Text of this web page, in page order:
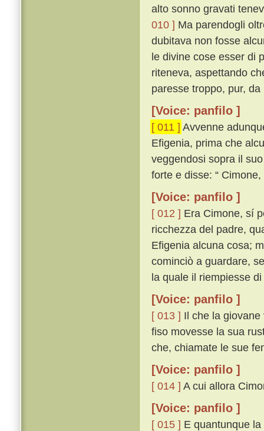
alto sonno gravati
010 ] Ma parendogli
dubitava non fosse
le divine cose esser di
riteneva, aspettando
paresse troppo, pur,
[Voice: panfilo ]
[ 011 ] Avvenne
Efigenia, prima che
veggendosi sopra il
forte e disse: “
[Voice: panfilo ]
[ 012 ] Era Cimone, sí
ricchezza del padre,
Efigenia alcuna cosa;
cominciò a guardare,
la quale il riempiesse
[Voice: panfilo ]
[ 013 ] Il che la
fiso movesse la sua
che, chiamate le sue
[Voice: panfilo ]
[ 014 ] A cui allora
[Voice: panfilo ]
[ 015 ] E quantunque